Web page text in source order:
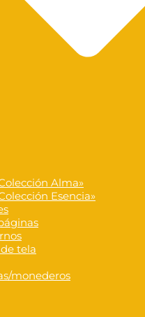
Alma»
Esencia»
tela
monederos